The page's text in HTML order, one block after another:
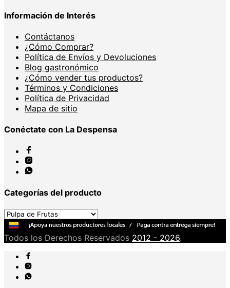
Información de Interés
Contáctanos
¿Cómo Comprar?
Política de Envíos y Devoluciones
Blog gastronómico
¿Cómo vender tus productos?
Términos y Condiciones
Política de Privacidad
Mapa de sitio
Conéctate con La Despensa
Categorías del producto
Todos los Derechos Reservados 2012 - 2026.